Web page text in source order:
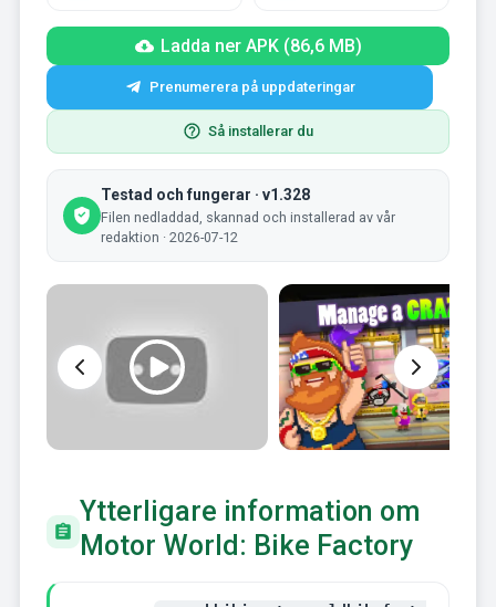
Ladda ner APK (86,6 MB)
Prenumerera på uppdateringar
Så installerar du
Testad och fungerar · v1.328
Filen nedladdad, skannad och installerad av vår
redaktion · 2026-07-12
Ytterligare information om
Motor World: Bike Factory